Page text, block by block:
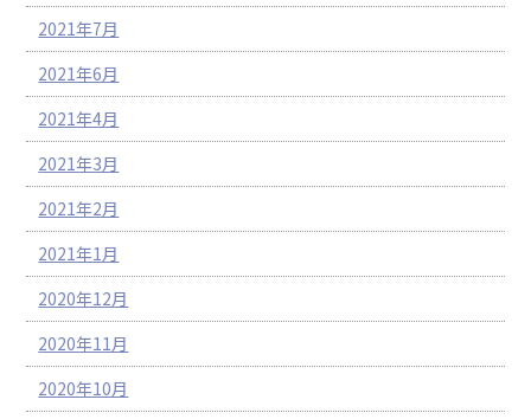
2021年7月
2021年6月
2021年4月
2021年3月
2021年2月
2021年1月
2020年12月
2020年11月
2020年10月